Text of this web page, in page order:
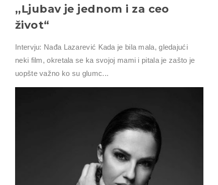
,,Ljubav je jednom i za ceo
život“
Intervju: Nađa Lazarević Kada je bila mala, gledajući
neki film, okretala se ka svojoj mami i pitala je zašto je
uopšte važno ko su glumc...